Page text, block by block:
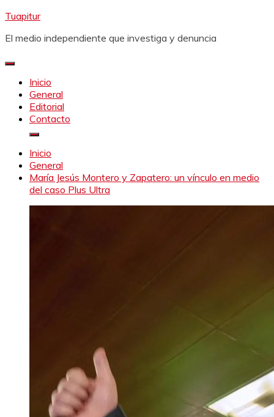
Saltar
contenido
Tuapitur
El medio independiente que investiga y denuncia
Inicio
General
Editorial
Contacto
Inicio
General
María Jesús Montero y Zapatero: un vínculo en medio
del caso Plus Ultra